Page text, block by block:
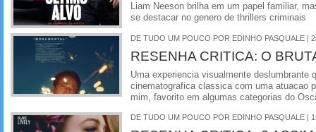
Liam Neeson brilha em um papel familiar,
se destacar no genero de thrillers criminais
DE TUDO UM POUCO POR EDINHO PASQUALE |
RESENHA CRITICA: O
Uma experiencia visualmente deslumbrante
cinematografica classica com uma atuacao
mim, favorito em algumas categorias do
DE TUDO UM POUCO POR EDINHO PASQUALE |